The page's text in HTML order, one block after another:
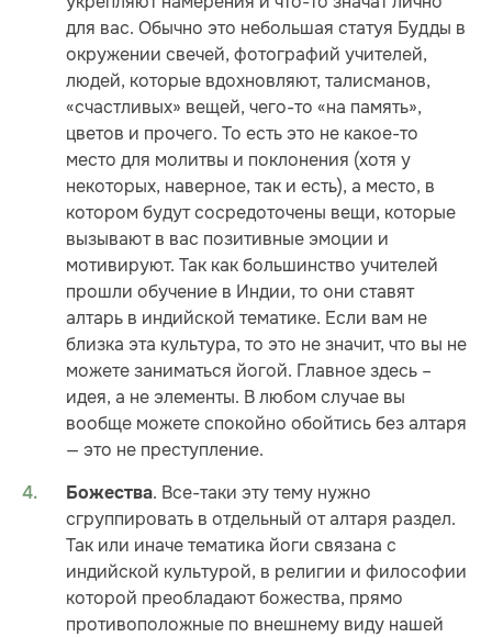
для вас. Обычно это небольшая статуя Будды в
окружении свечей, фотографий учителей,
людей, которые вдохновляют, талисманов,
«счастливых» вещей, чего-то «на память»,
цветов и прочего. То есть это не какое-то
место для молитвы и поклонения (хотя у
некоторых, наверное, так и есть), а место, в
котором будут сосредоточены вещи, которые
вызывают в вас позитивные эмоции и
мотивируют. Так как большинство учителей
прошли обучение в Индии, то они ставят
алтарь в индийской тематике. Если вам не
близка эта культура, то это не значит, что вы не
можете заниматься йогой. Главное здесь –
идея, а не элементы. В любом случае вы
вообще можете спокойно обойтись без алтаря
— это не преступление.
Божества. Все-таки эту тему нужно
сгруппировать в отдельный от алтаря раздел.
Так или иначе тематика йоги связана с
индийской культурой, в религии и философии
которой преобладают божества, прямо
противоположные по внешнему виду нашей